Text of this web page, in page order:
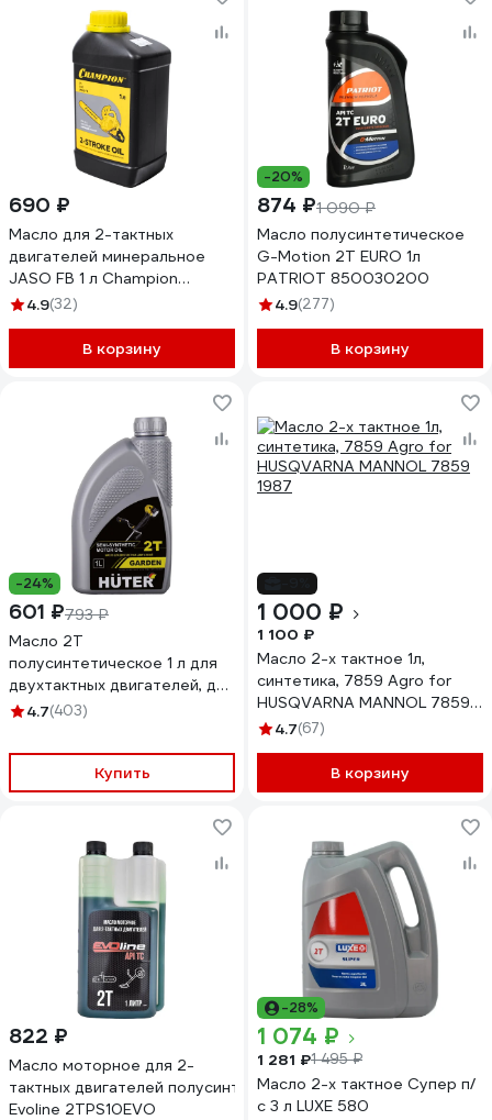
690 ₽
Масло для 2-тактных
двигателей минеральное
JASO FB 1 л Champion
952831
4.9(32)
В корзину
-20%
874 ₽1 090 ₽
Масло полусинтетическое
G-Motion 2Т EURO 1л
PATRIOT 850030200
4.9(277)
В корзину
-24%
601 ₽793 ₽
Масло 2Т
полусинтетическое 1 л для
двухтактных двигателей, для
техники Huter 73/8/3/2
4.7(403)
Купить
1 000 ₽
1 100 ₽
Mасло 2-х тактное 1л,
синтетика, 7859 Agro for
HUSQVARNA MANNOL 7859
1987
4.7(67)
В корзину
822 ₽
Масло моторное для 2-
тактных двигателей полусинтетическое API TC
Evoline 2TPS10EVO
-28%
1 074 ₽
1 281 ₽1 495 ₽
Масло 2-х тактное Супер п/
с 3 л LUXE 580